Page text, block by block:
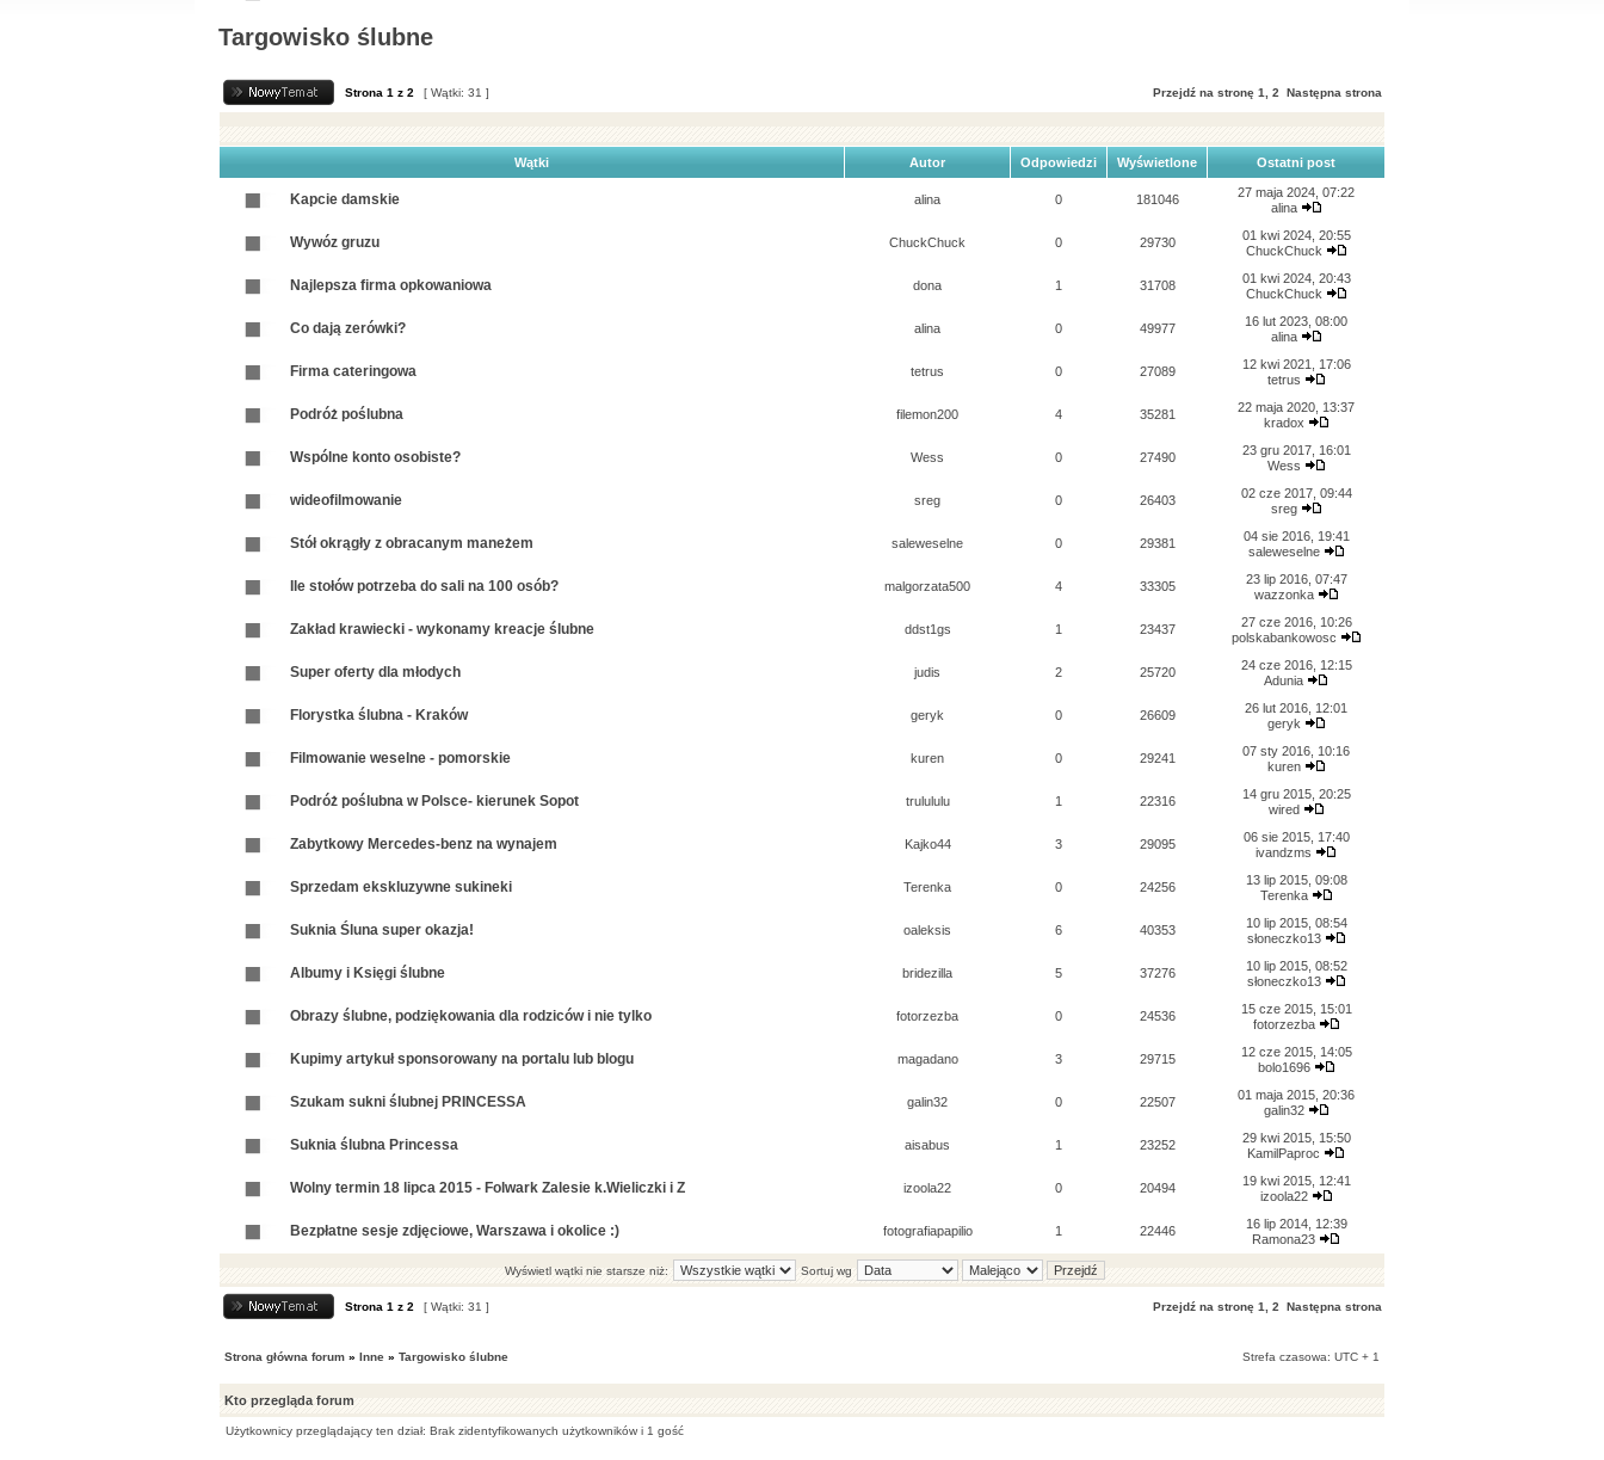
Targowisko ślubne
Strona 1 z 2 [ Wątki: 31 ] Przejdź na stronę 1 2 Następna strona
Wątki Autor Odpowiedzi Wyświetlone Ostatni post
Kapcie damskie alina 0 181046
27 maja 2024, 07:22
alina
Wywóz gruzu ChuckChuck 0 29730
01 kwi 2024, 20:55
ChuckChuck
Najlepsza firma opkowaniowa dona 1 31708
01 kwi 2024, 20:43
ChuckChuck
Co dają zerówki? alina 0 49977
16 lut 2023, 08:00
alina
Firma cateringowa tetrus 0 27089
12 kwi 2021, 17:06
tetrus
Podróż poślubna filemon200 4 35281
22 maja 2020, 13:37
kradox
Wspólne konto osobiste? Wess 0 27490
23 gru 2017, 16:01
Wess
wideofilmowanie sreg 0 26403
02 cze 2017, 09:44
sreg
Stół okrągły z obracanym maneżem saleweselne 0 29381
04 sie 2016, 19:41
saleweselne
Ile stołów potrzeba do sali na 100 osób? malgorzata500 4 33305
23 lip 2016, 07:47
wazzonka
Zakład krawiecki - wykonamy kreacje ślubne ddst1gs 1 23437
27 cze 2016, 10:26
polskabankowosc
Super oferty dla młodych judis 2 25720
24 cze 2016, 12:15
Adunia
Florystka ślubna - Kraków geryk 0 26609
26 lut 2016, 12:01
geryk
Filmowanie weselne - pomorskie kuren 0 29241
07 sty 2016, 10:16
kuren
Podróż poślubna w Polsce- kierunek Sopot trulululu 1 22316
14 gru 2015, 20:25
wired
Zabytkowy Mercedes-benz na wynajem Kajko44 3 29095
06 sie 2015, 17:40
ivandzms
Sprzedam ekskluzywne sukineki Terenka 0 24256
13 lip 2015, 09:08
Terenka
Suknia Śluna super okazja! oaleksis 6 40353
10 lip 2015, 08:54
słoneczko13
Albumy i Księgi ślubne bridezilla 5 37276
10 lip 2015, 08:52
słoneczko13
Obrazy ślubne, podziękowania dla rodziców i nie tylko fotorzezba 0 24536
15 cze 2015, 15:01
fotorzezba
Kupimy artykuł sponsorowany na portalu lub blogu magadano 3 29715
12 cze 2015, 14:05
bolo1696
Szukam sukni ślubnej PRINCESSA galin32 0 22507
01 maja 2015, 20:36
galin32
Suknia ślubna Princessa aisabus 1 23252
29 kwi 2015, 15:50
KamilPaproc
Wolny termin 18 lipca 2015 - Folwark Zalesie k.Wieliczki i Z izoola22 0 20494
19 kwi 2015, 12:41
izoola22
Bezpłatne sesje zdjęciowe, Warszawa i okolice :) fotografiapapilio 1 22446
16 lip 2014, 12:39
Ramona23
Wyświetl wątki nie starsze niż: Sortuj wg
Strona 1 z 2 [ Wątki: 31 ] Przejdź na stronę 1 2 Następna strona
Strona główna forum » Inne » Targowisko ślubne Strefa czasowa: UTC + 1
Kto przegląda forum
Użytkownicy przeglądający ten dział: Brak zidentyfikowanych użytkowników i 1 gość